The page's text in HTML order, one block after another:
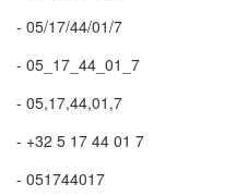
- 05/17/44/01/7
- 05_17_44_01_7
- 05,17,44,01,7
- +32 5 17 44 01 7
- 051744017